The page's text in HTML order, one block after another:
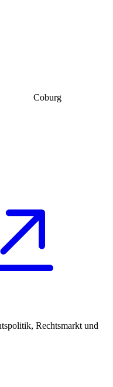
Coburg
Rechtsmarkt und